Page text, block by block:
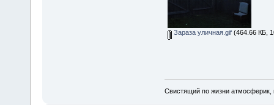
Зараза уличная.gif(464.66 КБ,
Свистящий по жизни